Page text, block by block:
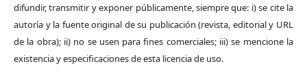
difundir, transmitir y exponer públicamente, siempre que: i) se cite la
autoría y la fuente original de su publicación (revista, editorial y URL
de la obra); ii) no se usen para fines comerciales; iii) se mencione la
existencia y especificaciones de esta licencia de uso.